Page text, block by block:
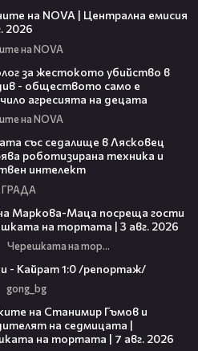
на NOVA | Централна емисия
2026
на NOVA
за жестокото убийство в
- обществото само е
агресията на децата
на NOVA
със седалище в Лясковец
роботизирана техника и
интелект
ГРАДА
Маркова-Маца посреща гости
на тортата | 3 авг. 2026
Черешката на тортата
- Кайрат 1:0 /репортаж/
gong_bg
на Станимир Гъмов и
на седмицата |
на тортата | 7 авг. 2026